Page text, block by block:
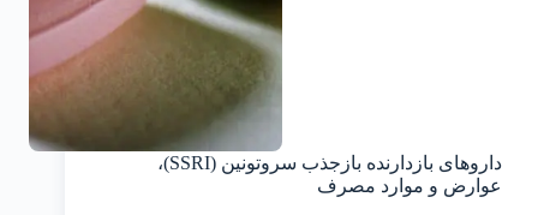
داروهای بازدارنده بازجذب سروتونین (SSRI)،
عوارض و موارد مصرف